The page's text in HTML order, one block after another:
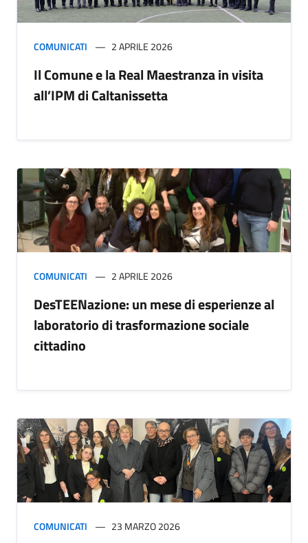
COMUNICATI 2 APRILE 2026
Il Comune e la Real Maestranza in visita
all’IPM di Caltanissetta
COMUNICATI 2 APRILE 2026
DesTEENazione: un mese di esperienze al
laboratorio di trasformazione sociale
cittadino
COMUNICATI 23 MARZO 2026